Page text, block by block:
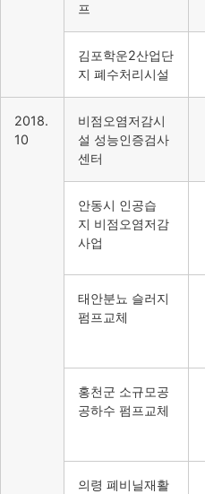
프
김포학운2산업단
지 폐수처리시설
2018.
10
비점오염저감시
설 성능인증검사
센터
안동시 인공습
지 비점오염저감
사업
태안분뇨 슬러지
펌프교체
홍천군 소규모공
공하수 펌프교체
의령 폐비닐재활